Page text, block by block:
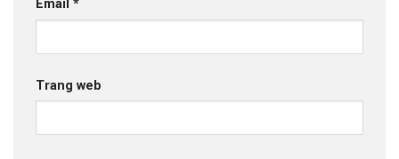
Email *
Trang web